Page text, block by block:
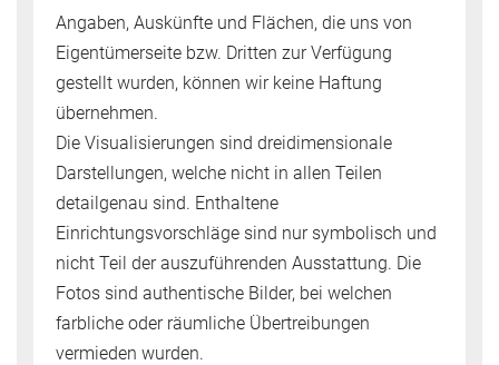
Angaben, Auskünfte und Flächen, die uns von
Eigentümerseite bzw. Dritten zur Verfügung
gestellt wurden, können wir keine Haftung
übernehmen.
Die Visualisierungen sind dreidimensionale
Darstellungen, welche nicht in allen Teilen
detailgenau sind. Enthaltene
Einrichtungsvorschläge sind nur symbolisch und
nicht Teil der auszuführenden Ausstattung. Die
Fotos sind authentische Bilder, bei welchen
farbliche oder räumliche Übertreibungen
vermieden wurden.